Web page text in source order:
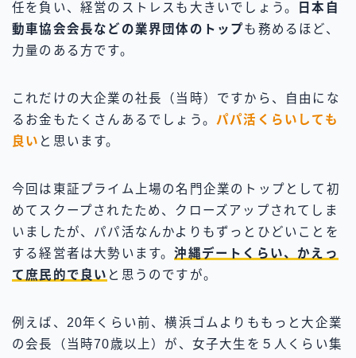
任を負い、経営のストレスも大きいでしょう。
日本自
動車協会会長などの業界団体のトップも務めるほど、
力量のある方です。
これだけの大企業の社長（当時）ですから、自由にな
るお金もたくさんあるでしょう。 パパ活くらいしても
良い と思います。
今回は東証プライム上場の名門企業のトップとして初
めてスクープされたため、クローズアップされてしま
いましたが、パパ活なんかよりもずっとひどいことを
する経営者は大勢います。沖縄デートくらい、かえっ
て庶民的で良い と思うのですが。
例えば、20年くらい前、横浜ゴムよりももっと大企業
の会長（当時70歳以上）が、女子大生を５人くらい集